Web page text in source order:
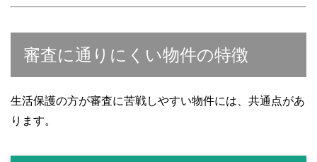
審査に通りにくい物件の特徴
生活保護の方が審査に苦戦しやすい物件には、共通点があ
ります。